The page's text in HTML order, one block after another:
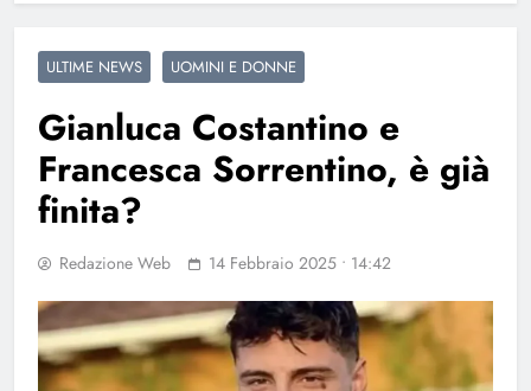
ULTIME NEWS UOMINI E DONNE
Gianluca Costantino e
Francesca Sorrentino, è già
finita?
Redazione Web 14 Febbraio 2025 • 14:42